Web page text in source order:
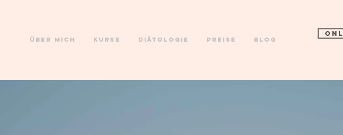
Über MICH Kurse Diätologie Preise Blog